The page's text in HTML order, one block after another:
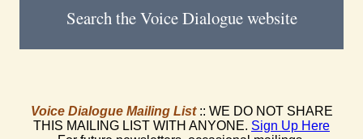
Search the Voice Dialogue website